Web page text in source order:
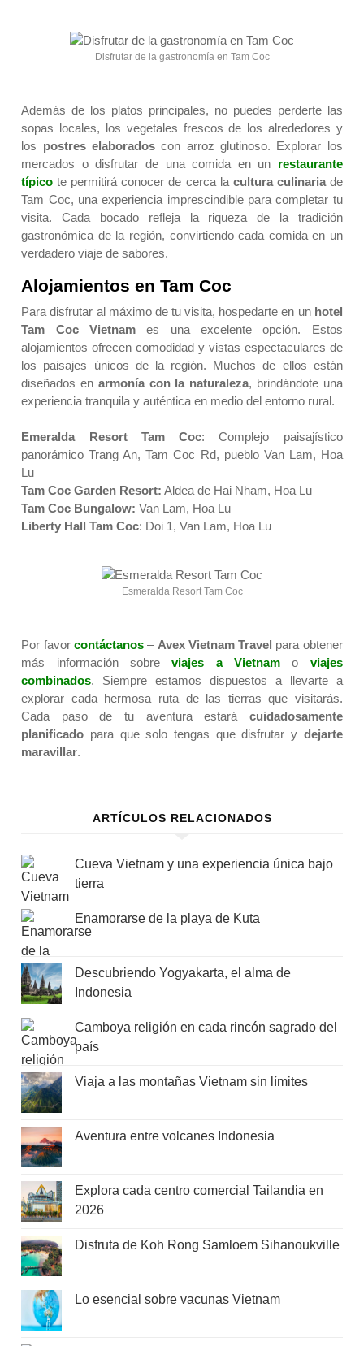
Disfrutar de la gastronomía en Tam Coc
Además de los platos principales, no puedes perderte las
sopas locales, los vegetales frescos de los alrededores y
los postres elaboradoscon arroz glutinoso. Explorar los
mercados o disfrutar de una comida en un restaurante
típico te permitirá conocer de cerca la cultura culinariade
Tam Coc, una experiencia imprescindible para completar tu
visita. Cada bocado refleja la riqueza de la tradición
gastronómica de la región, convirtiendo cada comida en un
verdadero viaje de sabores.
Alojamientos en Tam Coc
Para disfrutar al máximo de tu visita, hospedarte en un hotel
Tam Coc Vietnames una excelente opción. Estos
alojamientos ofrecen comodidad y vistas espectaculares de
los paisajes únicos de la región. Muchos de ellos están
diseñados en armonía con la naturaleza, brindándote una
experiencia tranquila y auténtica en medio del entorno rural.
Emeralda Resort Tam Coc: Complejo paisajístico
panorámico Trang An, Tam Coc Rd, pueblo Van Lam, Hoa
Lu
Tam Coc Garden Resort: Aldea de Hai Nham, Hoa Lu
Tam Coc Bungalow: Van Lam, Hoa Lu
Liberty Hall Tam Coc: Doi 1, Van Lam, Hoa Lu
Esmeralda Resort Tam Coc
Por favor contáctanos– Avex Vietnam Travel para obtener
más información sobreviajes a Vietnam o viajes
combinados. Siempre estamos dispuestos a llevarte a
explorar cada hermosa ruta de las tierras que visitarás.
Cada paso de tu aventura estará cuidadosamente
planificado para que solo tengas que disfrutar y dejarte
maravillar.
ARTÍCULOS RELACIONADOS
Cueva Vietnam y una experiencia única bajo
tierra
Enamorarse de la playa de Kuta
Descubriendo Yogyakarta, el alma de
Indonesia
Camboya religión en cada rincón sagrado del
país
Viaja a las montañas Vietnam sin límites
Aventura entre volcanes Indonesia
Explora cada centro comercial Tailandia en
2026
Disfruta de Koh Rong Samloem Sihanoukville
Lo esencial sobre vacunas Vietnam